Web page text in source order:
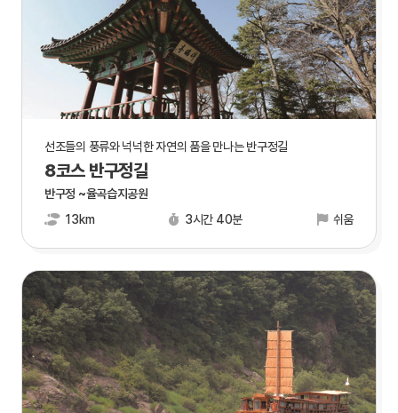
선조들의 풍류와 넉넉한 자연의 품을 만나는 반구정길
8코스 반구정길
반구정 ~율곡습지공원
13km
3시간 40분 쉬움